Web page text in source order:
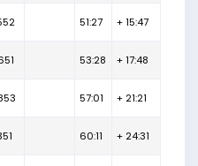
51:27 + 15:47
53:28 + 17:48
57:01 + 21:21
60:11 + 24:31